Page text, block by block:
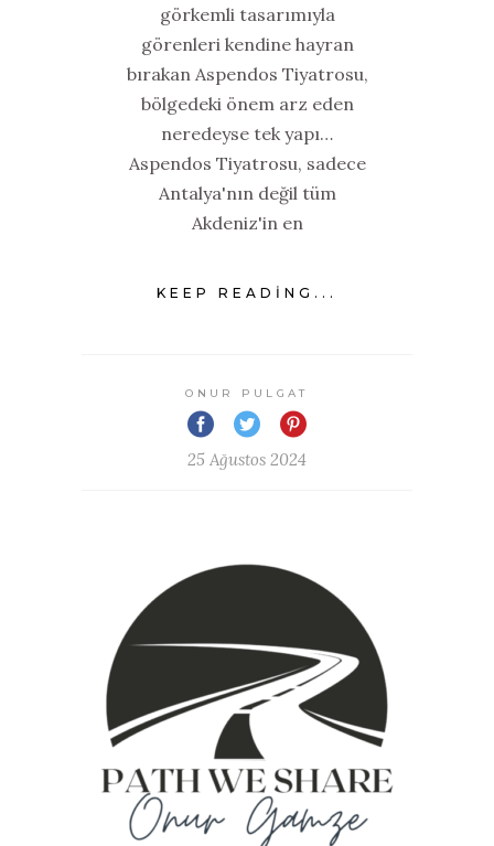
görkemli tasarımıyla
görenleri kendine hayran
bırakan Aspendos Tiyatrosu,
bölgedeki önem arz eden
neredeyse tek yapı…
Aspendos Tiyatrosu, sadece
Antalya'nın değil tüm
Akdeniz'in en
KEEP READING...
ONUR PULGAT
25 Ağustos 2024